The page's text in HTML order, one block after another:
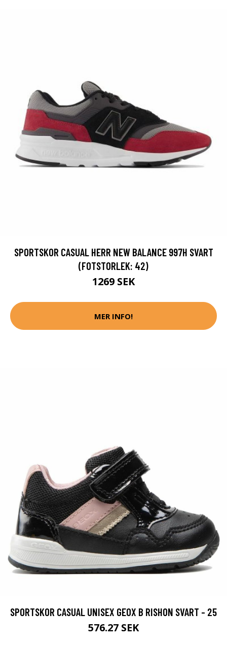
SPORTSKOR CASUAL HERR NEW BALANCE 997H SVART
(FOTSTORLEK: 42)
1269 SEK
MER INFO!
SPORTSKOR CASUAL UNISEX GEOX B RISHON SVART - 25
576.27 SEK